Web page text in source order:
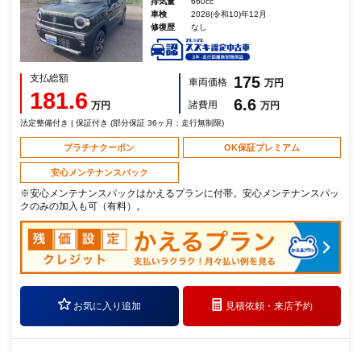
車検
2028(令和10)年12月
修復歴
なし
支払総額
181.6 万円
車両価格 175 万円
諸費用
6.6 万円
法定整備付き | 保証付き (部分保証 36ヶ月：走行無制限)
プラチナクーポン OK保証プレミアム
安心メンテナンスパック
※安心メンテナンスパックはかえるプランに付帯。安心メンテナンスパッ
クのみの加入も可（有料）。
お気に入り追加 見積依頼・来店予約